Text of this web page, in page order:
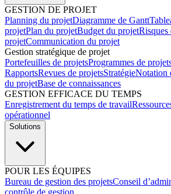
GESTION DE PROJET
Planning du projetDiagramme de Gantt
projetPlan du projetBudget du projetRisques
projetCommunication du projet
Gestion stratégique de projet
Portefeuilles de projetsProgrammes de
RapportsRevues de projetsStratégieNotation
du projetBase de connaissances
GESTION EFFICACE DU TEMPS
Enregistrement du temps de travail
opérationnel
Solutions
POUR LES ÉQUIPES
Bureau de gestion des projetsConseil
contrôle de gestion